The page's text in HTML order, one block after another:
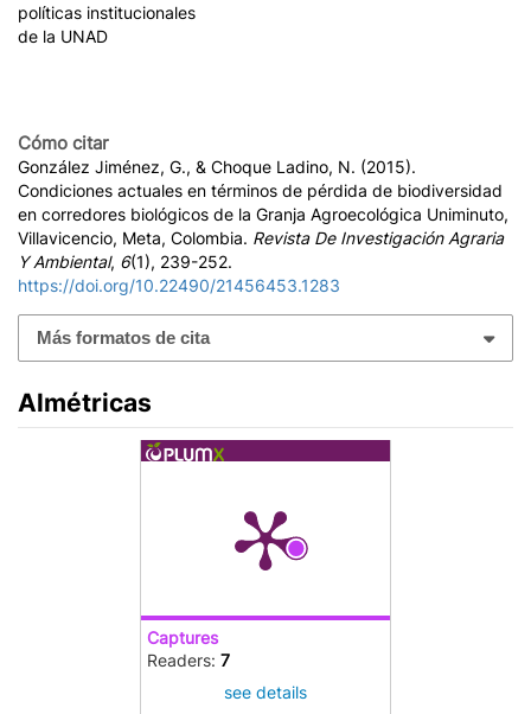
políticas institucionales
de la UNAD
Cómo citar
González Jiménez, G., & Choque Ladino, N. (2015).
Condiciones actuales en términos de pérdida de biodiversidad
en corredores biológicos de la Granja Agroecológica Uniminuto,
Villavicencio, Meta, Colombia. Revista De Investigación Agraria
Y Ambiental, 6(1), 239-252.
https://doi.org/10.22490/21456453.1283
Más formatos de cita
Almétricas
Captures
Readers: 7
see details